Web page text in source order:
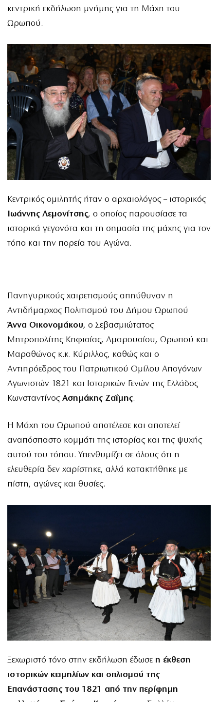
κεντρική εκδήλωση μνήμης για τη Μάχη του
Ωρωπού.
Κεντρικός ομιλητής ήταν ο αρχαιολόγος – ιστορικός
Ιωάννης Λεμονίτσης, ο οποίος παρουσίασε τα
ιστορικά γεγονότα και τη σημασία της μάχης για τον
τόπο και την πορεία του Αγώνα.
Πανηγυρικούς χαιρετισμούς απηύθυναν η
Αντιδήμαρχος Πολιτισμού του Δήμου Ωρωπού
Άννα Οικονομάκου, ο Σεβασμιώτατος
Μητροπολίτης Κηφισίας, Αμαρουσίου, Ωρωπού και
Μαραθώνος κ.κ. Κύριλλος, καθώς και ο
Αντιπρόεδρος του Πατριωτικού Ομίλου Απογόνων
Αγωνιστών 1821 και Ιστορικών Γενών της Ελλάδος
Κωνσταντίνος Ασημάκης Ζαΐμης.
Η Μάχη του Ωρωπού αποτέλεσε και αποτελεί
αναπόσπαστο κομμάτι της ιστορίας και της ψυχής
αυτού του τόπου. Υπενθυμίζει σε όλους ότι η
ελευθερία δεν χαρίστηκε, αλλά κατακτήθηκε με
πίστη, αγώνες και θυσίες.
Ξεχωριστό τόνο στην εκδήλωση έδωσε η έκθεση
ιστορικών κειμηλίων και οπλισμού της
Επανάστασης του 1821 από την περίφημη